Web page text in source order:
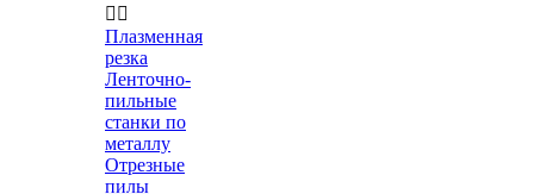
 
Плазменная
резка
Ленточно-
пильные
станки по
металлу
Отрезные
пилы